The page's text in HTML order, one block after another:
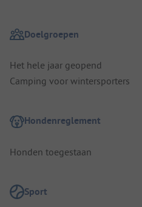
Doelgroepen
Het hele jaar geopend
Camping voor wintersporters
Hondenreglement
Honden toegestaan
Sport